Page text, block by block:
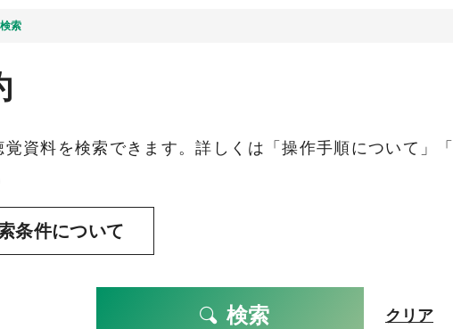
索
資料を検索できます。詳しくは「操作手順について」
条件について
検索 クリア